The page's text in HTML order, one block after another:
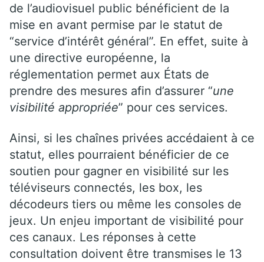
de l’audiovisuel public bénéficient de la
mise en avant permise par le statut de
“service d’intérêt général”. En effet, suite à
une directive européenne, la
réglementation permet aux États de
prendre des mesures afin d’assurer “une
visibilité appropriée” pour ces services.
Ainsi, si les chaînes privées accédaient à ce
statut, elles pourraient bénéficier de ce
soutien pour gagner en visibilité sur les
téléviseurs connectés, les box, les
décodeurs tiers ou même les consoles de
jeux. Un enjeu important de visibilité pour
ces canaux. Les réponses à cette
consultation doivent être transmises le 13